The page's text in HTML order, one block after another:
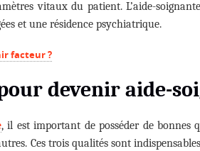
vitaux du patient. L’aide-
et une résidence psychiatrique.
facteur ?
devenir aide-
, il est important de posséder de bonnes
Ces trois qualités sont